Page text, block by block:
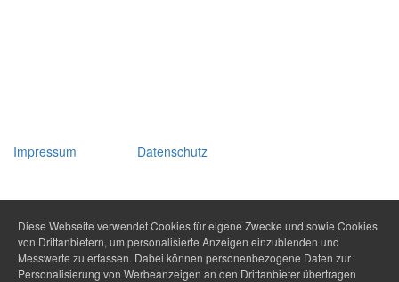
Impressum Datenschutz
Diese Webseite verwendet Cookies für eigene Zwecke und sowie Cookies
von Drittanbietern, um personalisierte Anzeigen einzublenden und
Messwerte zu erfassen. Dabei können personenbezogene Daten zur
Personalisierung von Werbeanzeigen an den Drittanbieter übertragen